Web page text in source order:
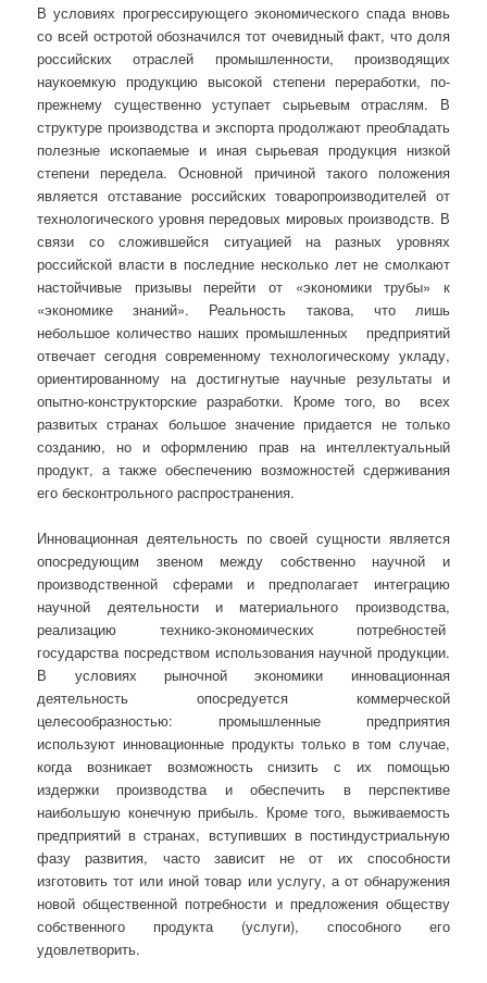
В условиях прогрессирующего экономического спада вновь
со всей остротой обозначился тот очевидный факт, что доля
российских отраслей промышленности, производящих
наукоемкую продукцию высокой степени переработки, по-
прежнему существенно уступает сырьевым отраслям. В
структуре производства и экспорта продолжают преобладать
полезные ископаемые и иная сырьевая продукция низкой
степени передела. Основной причиной такого положения
является отставание российских товаропроизводителей от
технологического уровня передовых мировых производств. В
связи со сложившейся ситуацией на разных уровнях
российской власти в последние несколько лет не смолкают
настойчивые призывы перейти от «экономики трубы» к
«экономике знаний». Реальность такова, что лишь
небольшое количество наших промышленных предприятий
отвечает сегодня современному технологическому укладу,
ориентированному на достигнутые научные результаты и
опытно-конструкторские разработки. Кроме того, во всех
развитых странах большое значение придается не только
созданию, но и оформлению прав на интеллектуальный
продукт, а также обеспечению возможностей сдерживания
его бесконтрольного распространения.
Инновационная деятельность по своей сущности является
опосредующим звеном между собственно научной и
производственной сферами и предполагает интеграцию
научной деятельности и материального производства,
реализацию технико-экономических потребностей
государства посредством использования научной продукции.
В условиях рыночной экономики инновационная
деятельность опосредуется коммерческой
целесообразностью: промышленные предприятия
используют инновационные продукты только в том случае,
когда возникает возможность снизить с их помощью
издержки производства и обеспечить в перспективе
наибольшую конечную прибыль. Кроме того, выживаемость
предприятий в странах, вступивших в постиндустриальную
фазу развития, часто зависит не от их способности
изготовить тот или иной товар или услугу, а от обнаружения
новой общественной потребности и предложения обществу
собственного продукта (услуги), способного его
удовлетворить.